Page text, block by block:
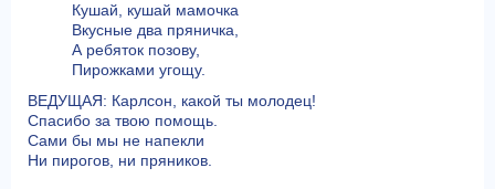
Кушай, кушай мамочка
Вкусные два пряничка,
А ребяток позову,
Пирожками угощу.
ВЕДУЩАЯ: Карлсон, какой ты молодец!
Спасибо за твою помощь.
Сами бы мы не напекли
Ни пирогов, ни пряников.